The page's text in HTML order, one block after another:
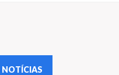
NOTÍCIAS